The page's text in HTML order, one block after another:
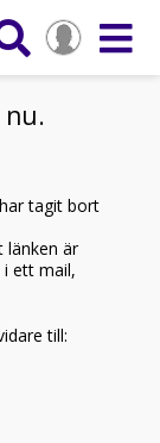
tagit bort
länken är
i ett mail,
till: